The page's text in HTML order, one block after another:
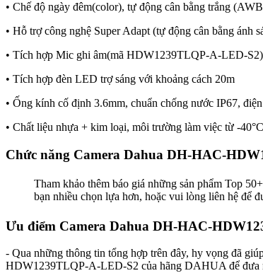
• Chế độ ngày đêm(color), tự động cân bằng trắng
• Hỗ trợ công nghệ Super Adapt (tự động cân bằng ánh
• Tích hợp Mic ghi âm(mã HDW1239TLQP-A-LED-S2)
• Tích hợp đèn LED trợ sáng với khoảng cách 20m
• Ống kính cố định 3.6mm, chuẩn chống nước IP67,
• Chất liệu nhựa + kim loại, môi trường làm việc từ -
Chức năng Camera Dahua DH-HAC-
Tham khảo thêm báo giá những sản phẩm Top 50+
bạn nhiều chọn lựa hơn, hoặc vui lòng liên hệ để
Ưu điểm Camera Dahua DH-HAC-
- Qua những thông tin tổng hợp trên đây, hy vọng đã
HDW1239TLQP-A-LED-S2 của hãng DAHUA để đưa